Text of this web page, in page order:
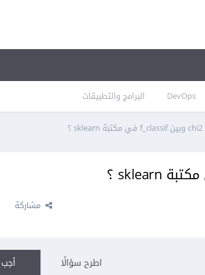
DevOps البرامج والتطبيقات
مشاركة
اطرح سؤالًا